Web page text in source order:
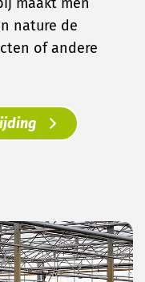
nature de
of andere